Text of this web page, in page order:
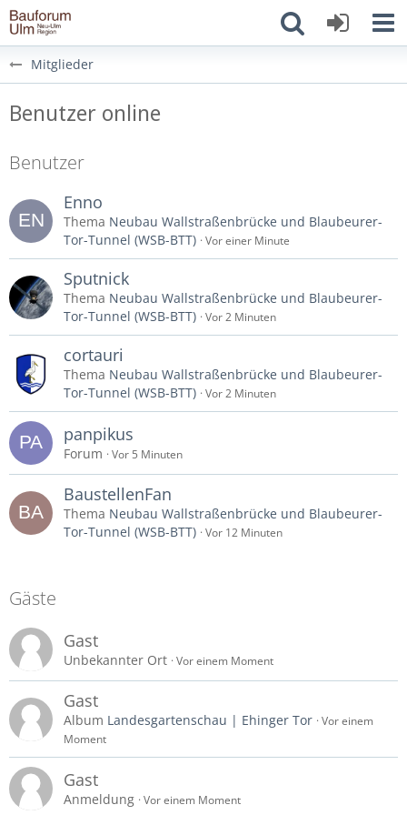
Mitglieder
Benutzer online
Benutzer
Enno
Thema Neubau Wallstraßenbrücke und Blaubeurer-
Tor-Tunnel (WSB-BTT) Vor einer Minute
Sputnick
Thema Neubau Wallstraßenbrücke und Blaubeurer-
Tor-Tunnel (WSB-BTT) Vor 2 Minuten
cortauri
Thema Neubau Wallstraßenbrücke und Blaubeurer-
Tor-Tunnel (WSB-BTT) Vor 2 Minuten
panpikus
Forum Vor 5 Minuten
BaustellenFan
Thema Neubau Wallstraßenbrücke und Blaubeurer-
Tor-Tunnel (WSB-BTT) Vor 12 Minuten
Gäste
Gast
Unbekannter Ort Vor einem Moment
Gast
Album Landesgartenschau | Ehinger Tor Vor einem
Moment
Gast
Anmeldung Vor einem Moment